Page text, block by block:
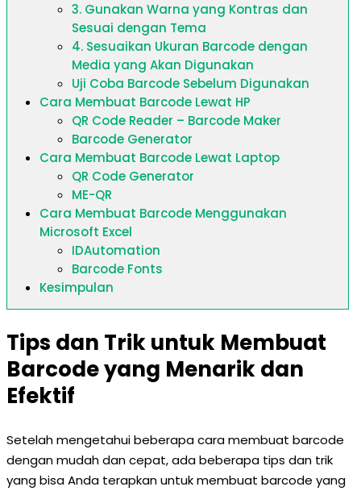
3. Gunakan Warna yang Kontras dan
Sesuai dengan Tema
4. Sesuaikan Ukuran Barcode dengan
Media yang Akan Digunakan
Uji Coba Barcode Sebelum Digunakan
Cara Membuat Barcode Lewat HP
QR Code Reader – Barcode Maker
Barcode Generator
Cara Membuat Barcode Lewat Laptop
QR Code Generator
ME-QR
Cara Membuat Barcode Menggunakan
Microsoft Excel
IDAutomation
Barcode Fonts
Kesimpulan
Tips dan Trik untuk Membuat
Barcode yang Menarik dan
Efektif
Setelah mengetahui beberapa cara membuat barcode
dengan mudah dan cepat, ada beberapa tips dan trik
yang bisa Anda terapkan untuk membuat barcode yang